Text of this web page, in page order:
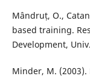
Mândruț, O.,
based training.
Development,
Minder, M.